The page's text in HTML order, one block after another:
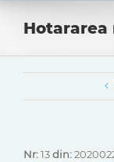
Hotararea
Nr:13din: